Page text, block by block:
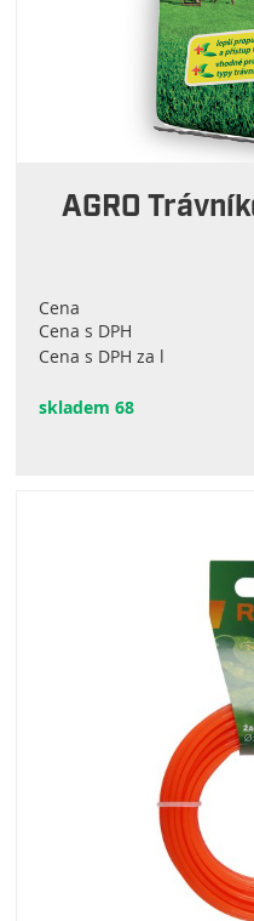
AGRO
Cena
Cena s DPH
Cena s DPH za l
skladem 68